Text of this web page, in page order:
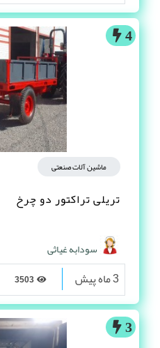
4
ماشین آلات صنعتی
تریلی تراکتور دو چرخ
سودابه غیاثی
3 ماه پیش
3